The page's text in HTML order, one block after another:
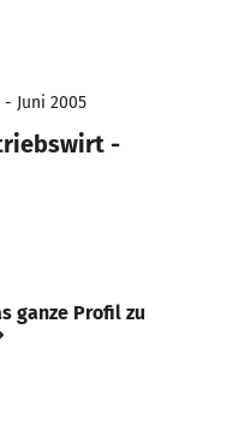
- Juni 2005
-
ganze Profil zu